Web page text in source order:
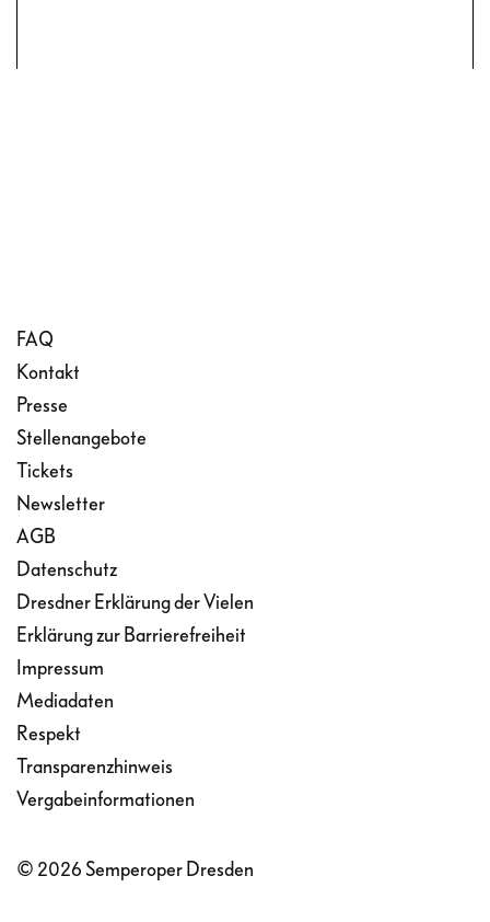
FAQ
Kontakt
Presse
Stellenangebote
Tickets
Newsletter
AGB
Datenschutz
Dresdner Erklärung der Vielen
Erklärung zur Barrierefreiheit
Impressum
Mediadaten
Respekt
Transparenzhinweis
Vergabeinformationen
© 2026 Semperoper Dresden